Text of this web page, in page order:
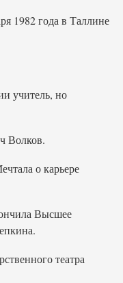
1982 года в Таллине
учитель, но
Волков.
о карьере
Высшее
театра